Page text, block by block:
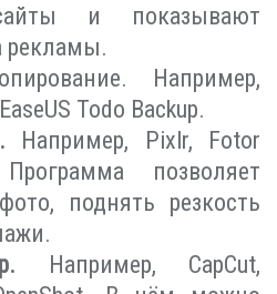
и показывают
рекламы.
Например,
Todo Backup.
Например, Pixlr, Fotor
позволяет
поднять резкость
Например, CapCut,